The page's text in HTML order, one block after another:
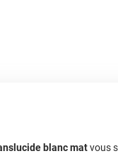
de mon balcon. Rendu
blanc matvous